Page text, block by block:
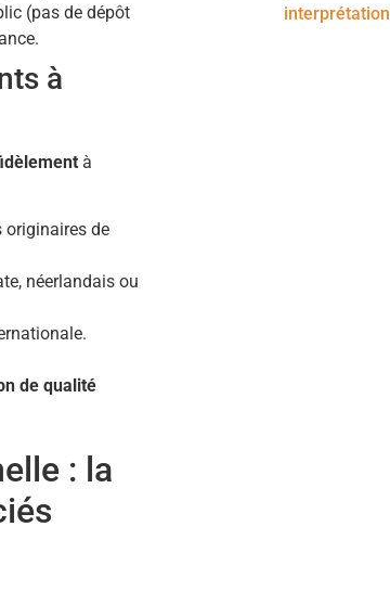
(pas de dépôt
à
à
originaires de
néerlandais ou
de qualité
: la
interprétation